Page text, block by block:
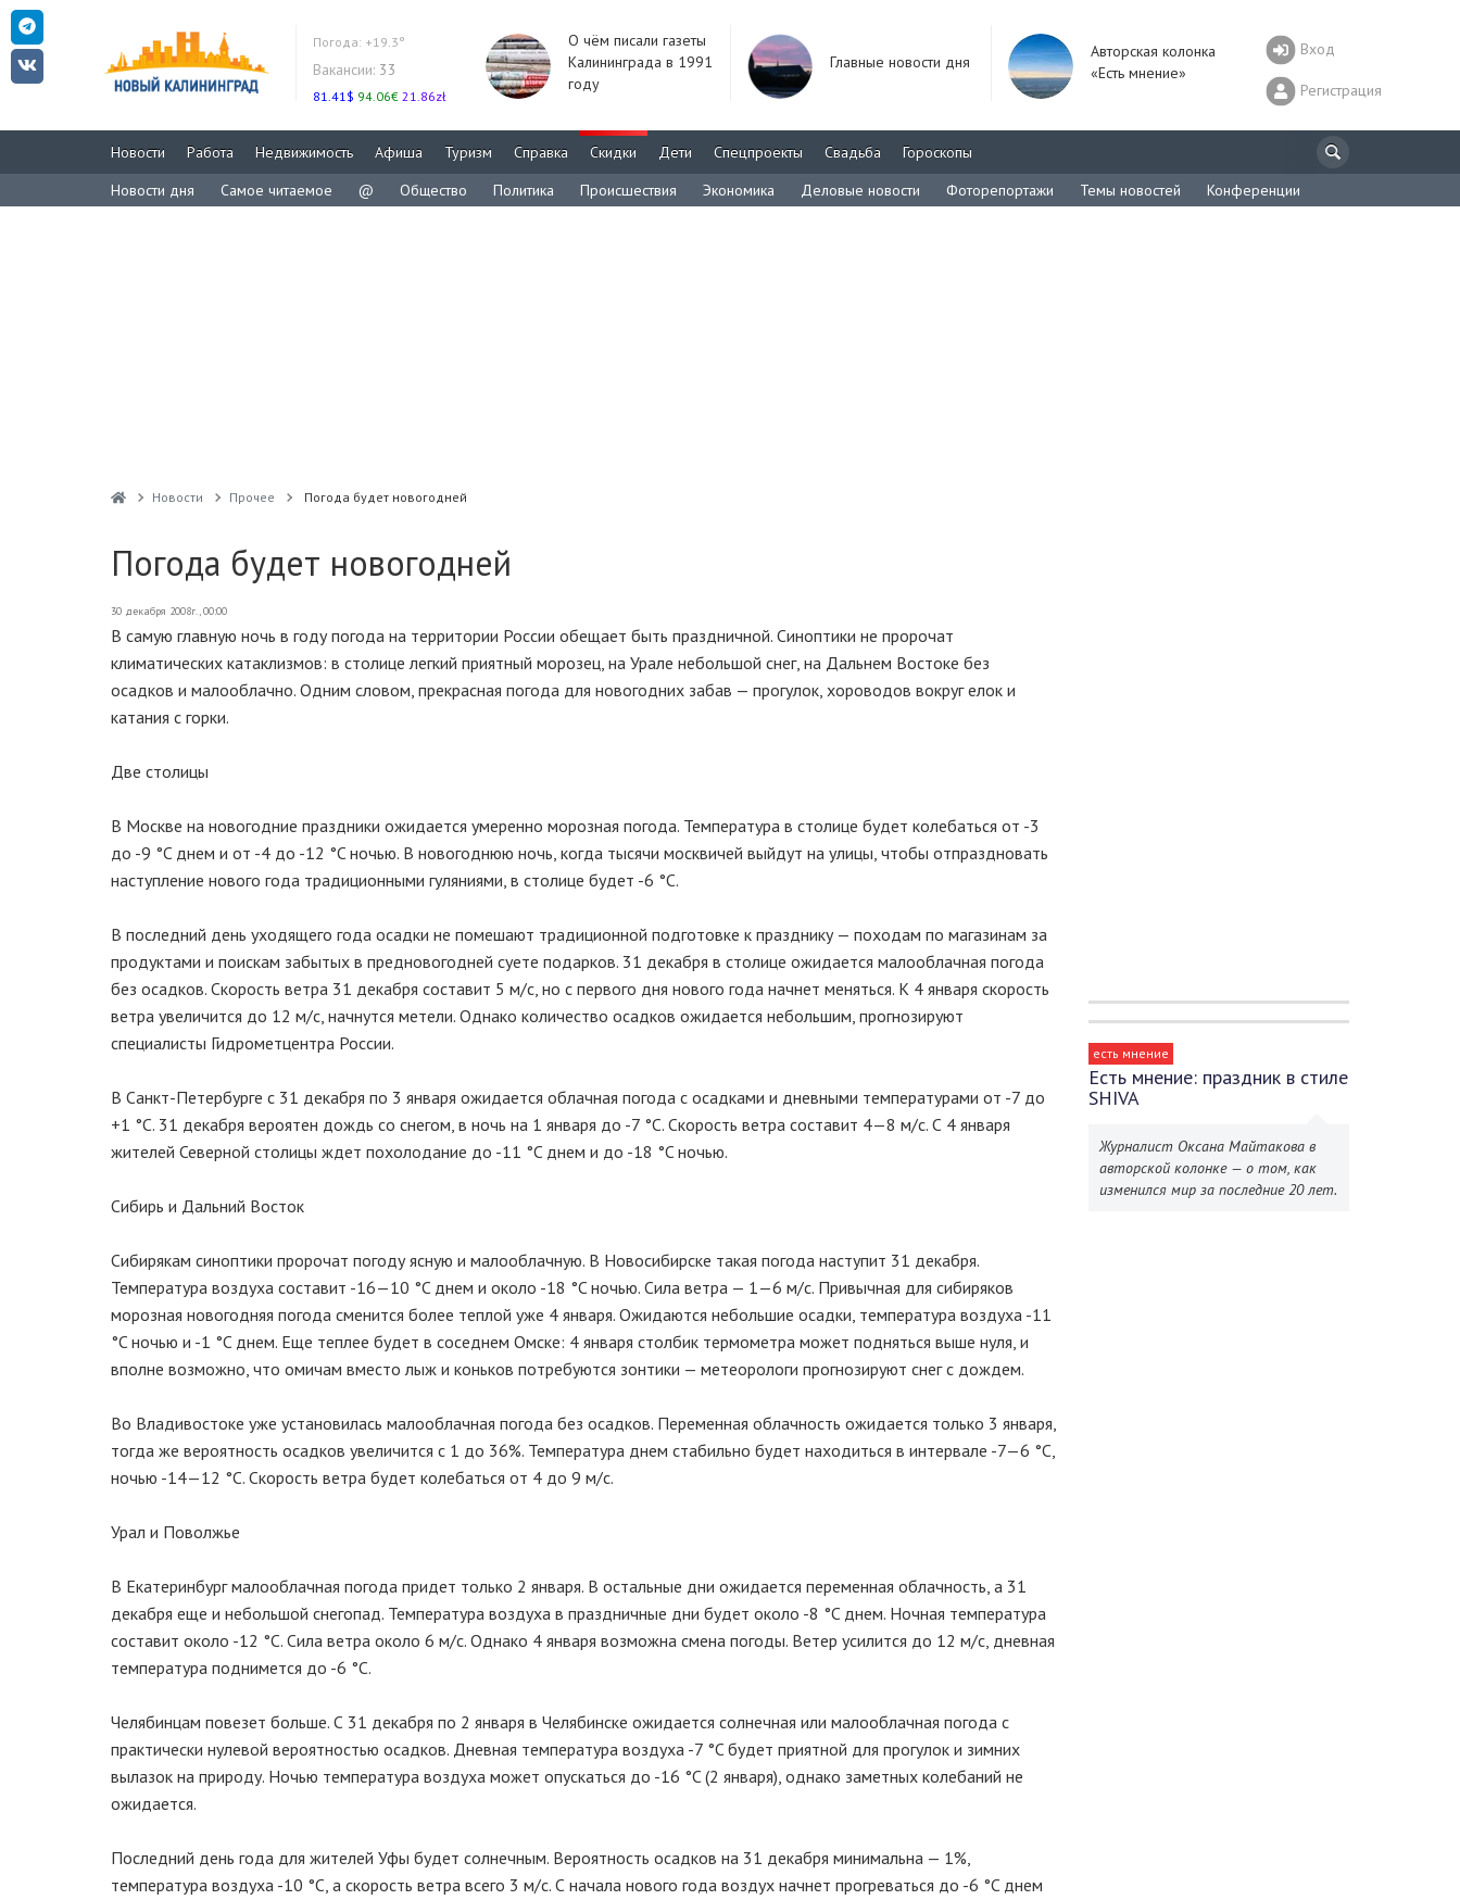
Погода: +19.3°
Вакансии: 33
81.41$ 94.06€ 21.86zł
О чём писали газеты
Калининграда в 1991
году
Главные новости дня
Авторская колонка
«Есть мнение»
Вход
Регистрация
Новости Работа Недвижимость Афиша Туризм Справка Скидки Дети Спецпроекты Свадьба
Гороскопы
Новости дня
Самое читаемое @ Общество Политика Происшествия Экономика Деловые новости Фоторепортажи Темы новостей Конференции
Новости Прочее Погода будет новогодней
Погода будет новогодней
30 декабря 2008г., 00:00
В самую главную ночь в году погода на территории России обещает быть праздничной. Синоптики не пророчат
климатических катаклизмов: в столице легкий приятный морозец, на Урале небольшой снег, на Дальнем Востоке без
осадков и малооблачно. Одним словом, прекрасная погода для новогодних забав — прогулок, хороводов вокруг елок и
катания с горки.
Две столицы
В Москве на новогодние праздники ожидается умеренно морозная погода. Температура в столице будет колебаться от -3
до -9 °C днем и от -4 до -12 °C ночью. В новогоднюю ночь, когда тысячи москвичей выйдут на улицы, чтобы отпраздновать
наступление нового года традиционными гуляниями, в столице будет -6 °C.
В последний день уходящего года осадки не помешают традиционной подготовке к празднику — походам по магазинам за
продуктами и поискам забытых в предновогодней суете подарков. 31 декабря в столице ожидается малооблачная погода
без осадков. Скорость ветра 31 декабря составит 5 м/с, но с первого дня нового года начнет меняться. К 4 января скорость
ветра увеличится до 12 м/c, начнутся метели. Однако количество осадков ожидается небольшим, прогнозируют
специалисты Гидрометцентра России.
В Санкт-Петербурге с 31 декабря по 3 января ожидается облачная погода с осадками и дневными температурами от -7 до
+1 °C. 31 декабря вероятен дождь со снегом, в ночь на 1 января до -7 °C. Скорость ветра составит 4—8 м/с. С 4 января
жителей Северной столицы ждет похолодание до -11 °C днем и до -18 °C ночью.
Сибирь и Дальний Восток
Сибирякам синоптики пророчат погоду ясную и малооблачную. В Новосибирске такая погода наступит 31 декабря.
Температура воздуха составит -16—10 °C днем и около -18 °C ночью. Сила ветра — 1—6 м/с. Привычная для сибиряков
морозная новогодняя погода сменится более теплой уже 4 января. Ожидаются небольшие осадки, температура воздуха -11
°C ночью и -1 °C днем. Еще теплее будет в соседнем Омске: 4 января столбик термометра может подняться выше нуля, и
вполне возможно, что омичам вместо лыж и коньков потребуются зонтики — метеорологи прогнозируют снег с дождем.
Во Владивостоке уже установилась малооблачная погода без осадков. Переменная облачность ожидается только 3 января,
тогда же вероятность осадков увеличится с 1 до 36%. Температура днем стабильно будет находиться в интервале -7—6 °C,
ночью -14—12 °C. Скорость ветра будет колебаться от 4 до 9 м/с.
Урал и Поволжье
В Екатеринбург малооблачная погода придет только 2 января. В остальные дни ожидается переменная облачность, а 31
декабря еще и небольшой снегопад. Температура воздуха в праздничные дни будет около -8 °C днем. Ночная температура
составит около -12 °C. Сила ветра около 6 м/с. Однако 4 января возможна смена погоды. Ветер усилится до 12 м/с, дневная
температура поднимется до -6 °C.
Челябинцам повезет больше. С 31 декабря по 2 января в Челябинске ожидается солнечная или малооблачная погода с
практически нулевой вероятностью осадков. Дневная температура воздуха -7 °C будет приятной для прогулок и зимних
вылазок на природу. Ночью температура воздуха может опускаться до -16 °C (2 января), однако заметных колебаний не
ожидается.
Последний день года для жителей Уфы будет солнечным. Вероятность осадков на 31 декабря минимальна — 1%,
температура воздуха -10 °C, а скорость ветра всего 3 м/с. С начала нового года воздух начнет прогреваться до -6 °C днем
есть мнение
Есть мнение: праздник в стиле
SHIVA
Журналист Оксана Майтакова в
авторской колонке — о том, как
изменился мир за последние 20 лет.